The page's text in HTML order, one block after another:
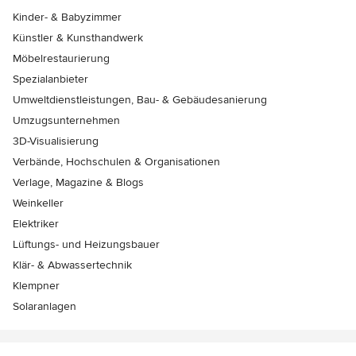
Kinder- & Babyzimmer
Künstler & Kunsthandwerk
Möbelrestaurierung
Spezialanbieter
Umweltdienstleistungen, Bau- & Gebäudesanierung
Umzugsunternehmen
3D-Visualisierung
Verbände, Hochschulen & Organisationen
Verlage, Magazine & Blogs
Weinkeller
Elektriker
Lüftungs- und Heizungsbauer
Klär- & Abwassertechnik
Klempner
Solaranlagen